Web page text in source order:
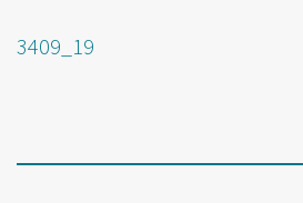
3409_19